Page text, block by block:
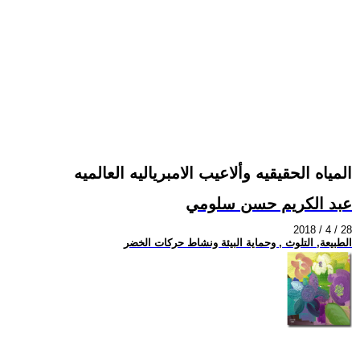
المياه الحقيقيه وألاعيب الامبرياليه العالميه
عبد الكريم حسن سلومي
2018 / 4 / 28
الطبيعة, التلوث , وحماية البيئة ونشاط حركات الخضر